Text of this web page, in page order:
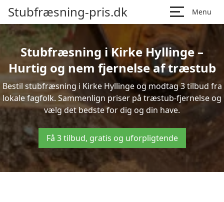
Stubfræsning-pris.dk Menu
Stubfræsning i Kirke Hyllinge –
Hurtig og nem fjernelse af træstub
Bestil stubfræsning i Kirke Hyllinge og modtag 3 tilbud fra
lokale fagfolk. Sammenlign priser på træstub-fjernelse og
vælg det bedste for dig og din have.
Få 3 tilbud, gratis og uforpligtende